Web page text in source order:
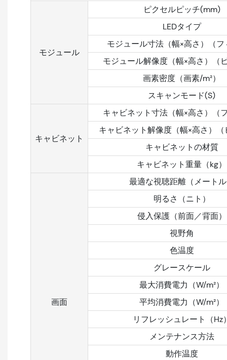
モジュール
ピクセルピッチ(mm)
LEDタイプ
モジュール寸法（幅×高さ）（フ
モジュール解像度（幅×高さ）（
画素密度（画素/m²）
スキャンモード(S)
キャビネット
キャビネット寸法（幅×高さ）（
キャビネット解像度（幅×高さ）
キャビネットの材質
キャビネット重量（kg）
画面
最適な視聴距離（メート
明るさ（ニト）
侵入保護（前面／背面）
視野角
色温度
グレースケール
最大消費電力（W/m²）
平均消費電力（W/m²）
リフレッシュレート（Hz
メンテナンス方法
動作温度